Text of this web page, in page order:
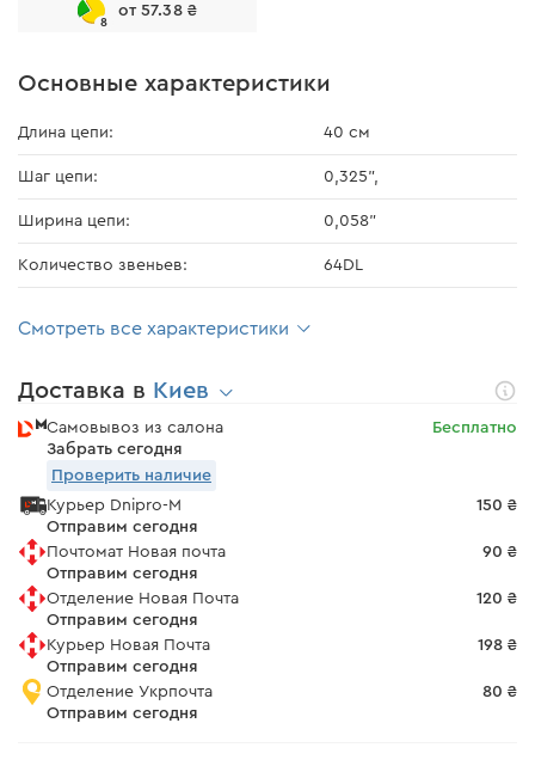
8
от 57.38 ₴
Основные характеристики
Длина цепи: 40 см
Шаг цепи: 0,325",
Ширина цепи: 0,058"
Количество звеньев: 64DL
Смотреть все характеристики
Доставка в Киев
Самовывоз из салона
Забрать сегодня
Бесплатно
Проверить наличие
Курьер Dnipro-M
Отправим сегодня
150 ₴
Почтомат Новая почта
Отправим сегодня
90 ₴
Отделение Новая Почта
Отправим сегодня
120 ₴
Курьер Новая Почта
Отправим сегодня
198 ₴
Отделение Укрпочта
Отправим сегодня
80 ₴